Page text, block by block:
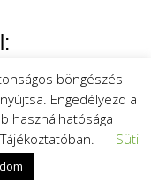
Ossza
böngészés
Engedélyezd a
használhatósága
Süti